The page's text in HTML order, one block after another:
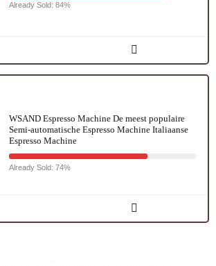
Already Sold: 84%
WSAND Espresso Machine De meest populaire
Semi-automatische Espresso Machine Italiaanse
Espresso Machine
Already Sold: 74%